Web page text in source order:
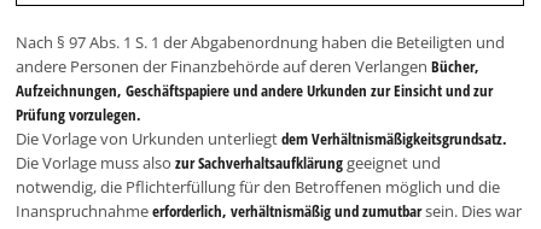
Nach § 97 Abs. 1 S. 1 der Abgabenordnung haben die Beteiligten und
andere Personen der Finanzbehörde auf deren VerlangenBücher,
Aufzeichnungen, Geschäftspapiere und andere Urkunden zur Einsicht und zur
Prüfung vorzulegen.
Die Vorlage von Urkunden unterliegtdem Verhältnismäßigkeitsgrundsatz.
Die Vorlage muss alsozur Sachverhaltsaufklärunggeeignet und
notwendig, die Pflichterfüllung für den Betroffenen möglich und die
Inanspruchnahmeerforderlich, verhältnismäßig und zumutbarsein. Dies war